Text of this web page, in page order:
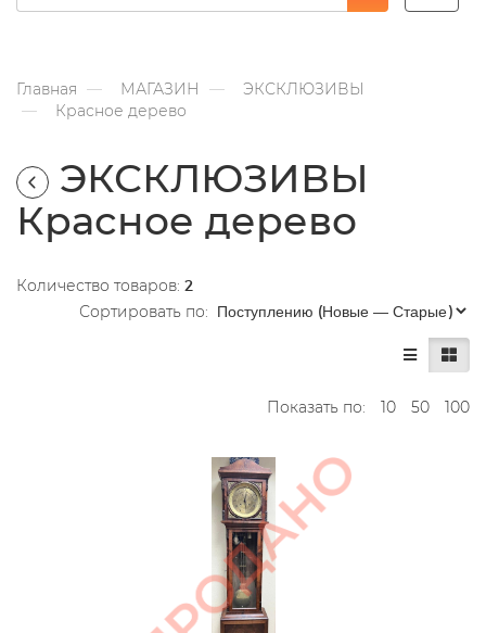
Главная МАГАЗИН
ЭКСКЛЮЗИВЫ
Красное дерево
ЭКСКЛЮЗИВЫ
Красное дерево
Количество товаров: 2
Сортировать по:
Показать по: 10 50 100